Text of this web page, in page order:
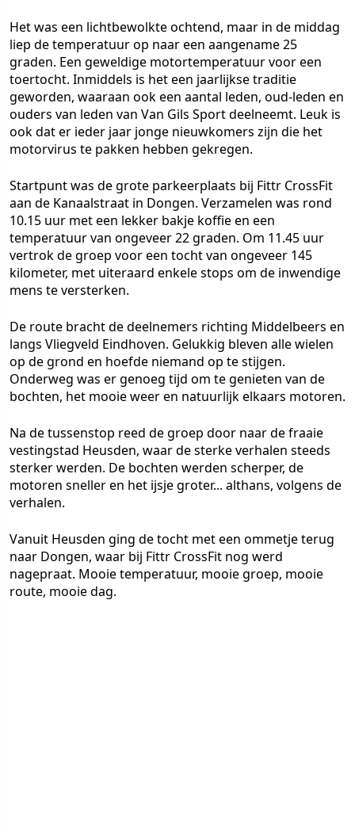
Het was een lichtbewolkte ochtend, maar in de middag
liep de temperatuur op naar een aangename 25
graden. Een geweldige motortemperatuur voor een
toertocht. Inmiddels is het een jaarlijkse traditie
geworden, waaraan ook een aantal leden, oud-leden en
ouders van leden van Van Gils Sport deelneemt. Leuk is
ook dat er ieder jaar jonge nieuwkomers zijn die het
motorvirus te pakken hebben gekregen.
Startpunt was de grote parkeerplaats bij Fittr CrossFit
aan de Kanaalstraat in Dongen. Verzamelen was rond
10.15 uur met een lekker bakje koffie en een
temperatuur van ongeveer 22 graden. Om 11.45 uur
vertrok de groep voor een tocht van ongeveer 145
kilometer, met uiteraard enkele stops om de inwendige
mens te versterken.
De route bracht de deelnemers richting Middelbeers en
langs Vliegveld Eindhoven. Gelukkig bleven alle wielen
op de grond en hoefde niemand op te stijgen.
Onderweg was er genoeg tijd om te genieten van de
bochten, het mooie weer en natuurlijk elkaars motoren.
Na de tussenstop reed de groep door naar de fraaie
vestingstad Heusden, waar de sterke verhalen steeds
sterker werden. De bochten werden scherper, de
motoren sneller en het ijsje groter... althans, volgens de
verhalen.
Vanuit Heusden ging de tocht met een ommetje terug
naar Dongen, waar bij Fittr CrossFit nog werd
nagepraat. Mooie temperatuur, mooie groep, mooie
route, mooie dag.